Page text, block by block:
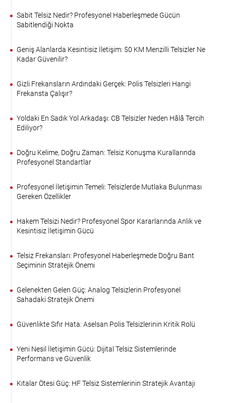
Sabit Telsiz Nedir? Profesyonel Haberleşmede Gücün
Sabitlendiği Nokta
Geniş Alanlarda Kesintisiz İletişim: 50 KM Menzilli Telsizler Ne
Kadar Güvenilir?
Gizli Frekansların Ardındaki Gerçek: Polis Telsizleri Hangi
Frekansta Çalışır?
Yoldaki En Sadık Yol Arkadaşı: CB Telsizler Neden Hâlâ Tercih
Ediliyor?
Doğru Kelime, Doğru Zaman: Telsiz Konuşma Kurallarında
Profesyonel Standartlar
Profesyonel İletişimin Temeli: Telsizlerde Mutlaka Bulunması
Gereken Özellikler
Hakem Telsizi Nedir? Profesyonel Spor Kararlarında Anlık ve
Kesintisiz İletişimin Gücü
Telsiz Frekansları: Profesyonel Haberleşmede Doğru Bant
Seçiminin Stratejik Önemi
Gelenekten Gelen Güç: Analog Telsizlerin Profesyonel
Sahadaki Stratejik Önemi
Güvenlikte Sıfır Hata: Aselsan Polis Telsizlerinin Kritik Rolü
Yeni Nesil İletişimin Gücü: Dijital Telsiz Sistemlerinde
Performans ve Güvenlik
Kıtalar Ötesi Güç: HF Telsiz Sistemlerinin Stratejik Avantajı